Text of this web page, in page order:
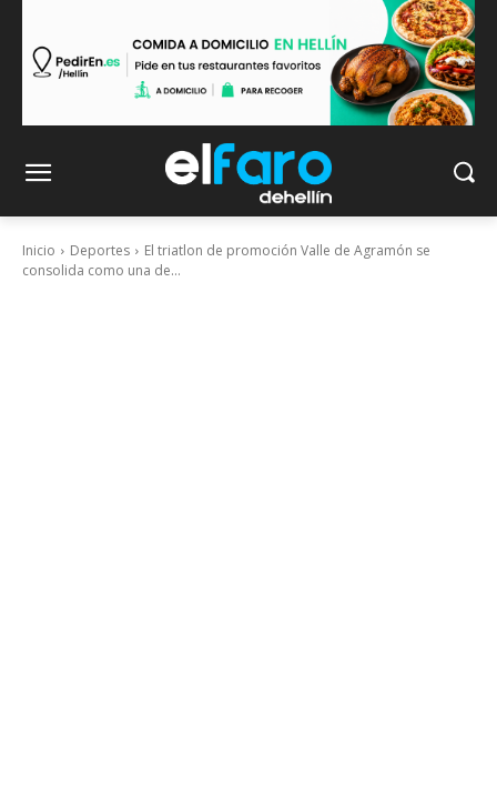
Inicio Deportes
El triatlon de promoción Valle de Agramón se
consolida como una de...